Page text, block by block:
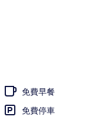
免費早餐
免費停車